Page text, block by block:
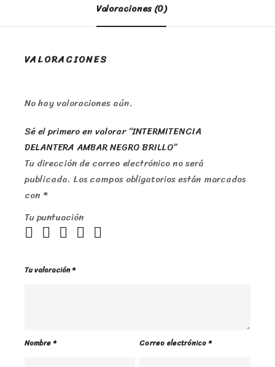
Valoraciones (0)
VALORACIONES
No hay valoraciones aún.
Sé el primero en valorar “INTERMITENCIA
DELANTERA AMBAR NEGRO BRILLO”
Tu dirección de correo electrónico no será
publicada. Los campos obligatorios están marcados
con *
Tu puntuación
Tu valoración*
Nombre* Correo electrónico*